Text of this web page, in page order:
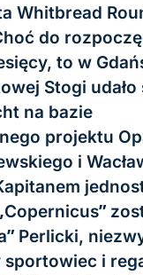
Whitbread
do
to w
Stogi udało
na bazie
projektu
i
Perlicki,
i